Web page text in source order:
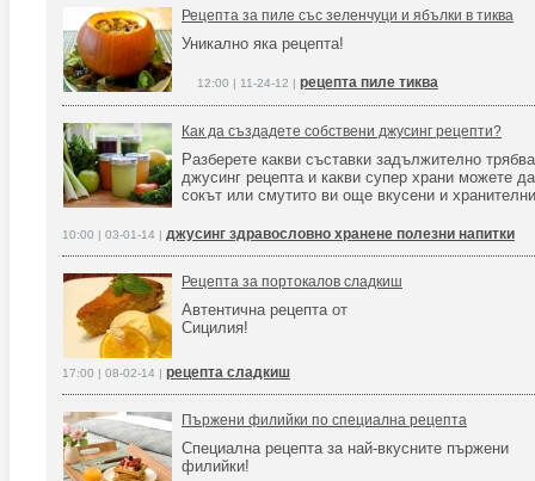
Рецепта за пиле със зеленчуци и ябълки в тиква
Уникално яка рецепта!
12:00 | 11-24-12 | рецепта пиле тиква
Как да създадете собствени джусинг рецепти?
Разберете какви съставки задължително
джусинг рецепта и какви супер храни можете
сокът или смутито ви още вкусени и
10:00 | 03-01-14 | джусинг здравословно хранене полезни напитки
Рецепта за портокалов сладкиш
Автентична рецепта от
Сицилия!
17:00 | 08-02-14 | рецепта сладкиш
Пържени филийки по специална рецепта
Специална рецепта за най-вкусните пържени
филийки!